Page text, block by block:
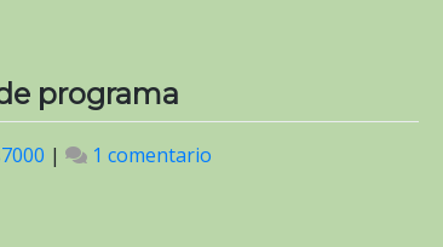
programa
| 1 comentario